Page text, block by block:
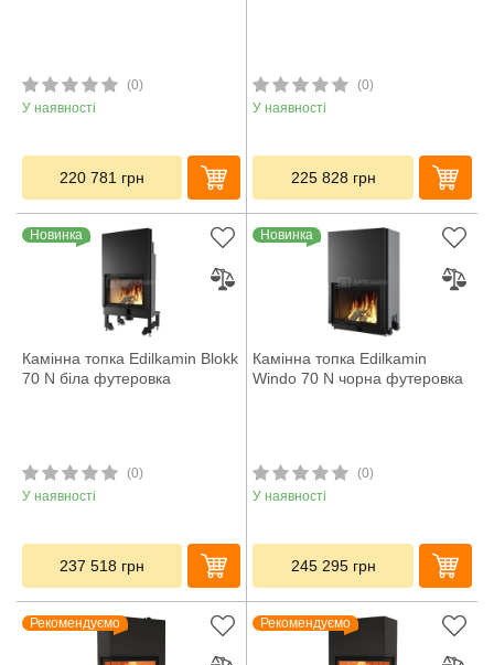
(0)
У наявності
220 781 грн
(0)
У наявності
225 828 грн
Новинка
Камінна топка Edilkamin Blokk
70 N біла футеровка
(0)
У наявності
237 518 грн
Новинка
Камінна топка Edilkamin
Windo 70 N чорна футеровка
(0)
У наявності
245 295 грн
Рекомендуємо Рекомендуємо